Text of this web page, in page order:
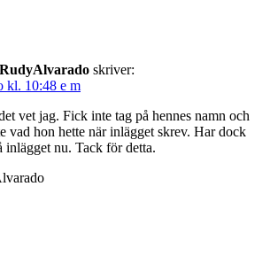
RudyAlvarado skriver:
kl. 10:48 e m
vet jag. Fick inte tag på hennes namn och
vad hon hette när inlägget skrev. Har dock
inlägget nu. Tack för detta.